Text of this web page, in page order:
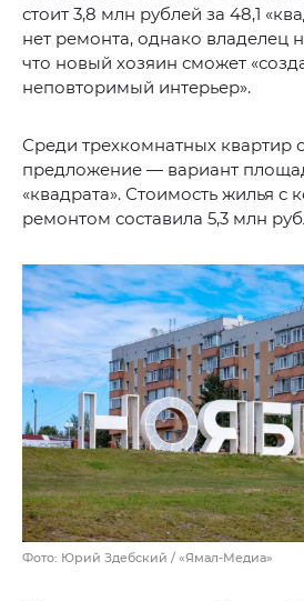
стоит 3,8 млн рублей за 48,1
нет ремонта, однако владелец
что новый хозяин сможет
неповторимый интерьер».
Среди трехкомнатных квартир
предложение — вариант
«квадрата». Стоимость жилья с
ремонтом составила 5,3 млн
Фото: Юрий Здебский / «Ямал-Медиа»